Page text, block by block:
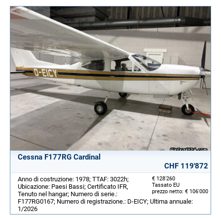
Cessna F177RG Cardinal
CHF 119'872
€ 128'260
Tassato EU
prezzo netto: € 106'000
Anno di costruzione: 1978; TTAF: 3022h;
Ubicazione: Paesi Bassi; Certificato IFR,
Tenuto nel hangar; Numero di serie.:
F177RG0167; Numero di registrazione.: D-EICY; Ultima annuale:
1/2026